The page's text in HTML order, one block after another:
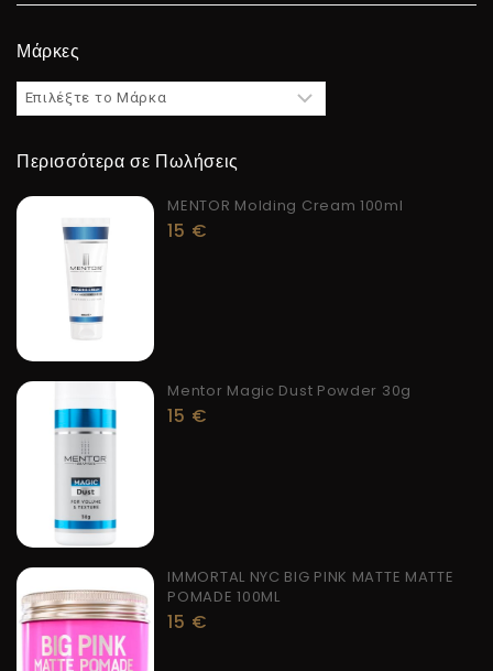
Μάρκες
Περισσότερα σε Πωλήσεις
MENTOR Molding Cream 100ml
15 €
Mentor Magic Dust Powder 30g
15 €
IMMORTAL NYC BIG PINK MATTE MATTE
POMADE 100ML
15 €